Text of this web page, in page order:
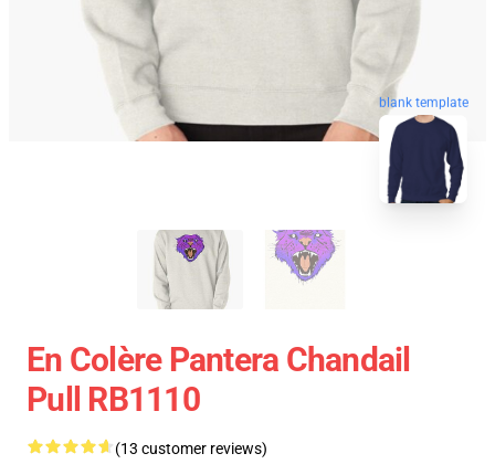
blank template
En Colère Pantera Chandail
Pull RB1110
(13 customer reviews)